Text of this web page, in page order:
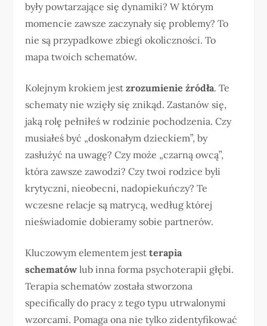
były powtarzające się dynamiki? W którym
momencie zawsze zaczynały się problemy? To
nie są przypadkowe zbiegi okoliczności. To
mapa twoich schematów.
Kolejnym krokiem jestzrozumienie źródła. Te
schematy nie wzięły się znikąd. Zastanów się,
jaką rolę pełniłeś w rodzinie pochodzenia. Czy
musiałeś być „doskonałym dzieckiem”, by
zasłużyć na uwagę? Czy może „czarną owcą”,
która zawsze zawodzi? Czy twoi rodzice byli
krytyczni, nieobecni, nadopiekuńczy? Te
wczesne relacje są matrycą, według której
nieświadomie dobieramy sobie partnerów.
Kluczowym elementem jestterapia
schematów lub inna forma psychoterapii głębi.
Terapia schematów została stworzona
specifically do pracy z tego typu utrwalonymi
wzorcami. Pomaga ona nie tylko zidentyfikować